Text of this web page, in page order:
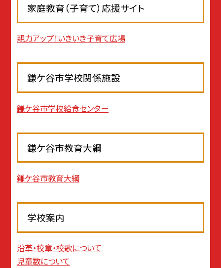
家庭教育（子育て）応援サイト
親力アップ！いきいき子育て広場
鎌ケ谷市学校関係施設
鎌ケ谷市学校給食センター
鎌ケ谷市教育大綱
鎌ケ谷市教育大綱
学校案内
沿革・校章・校歌について
児童数について